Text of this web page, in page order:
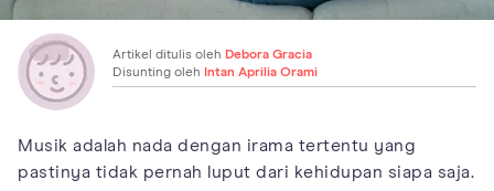
Artikel ditulis oleh Debora Gracia
Disunting oleh Intan Aprilia Orami
Musik adalah nada dengan irama tertentu yang
pastinya tidak pernah luput dari kehidupan siapa saja.